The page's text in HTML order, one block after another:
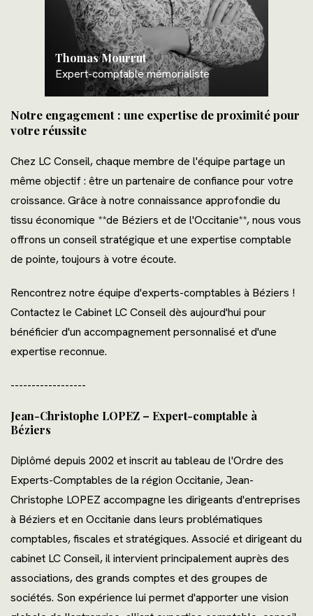
Thomas Mourrut
Expert-comptable mémorialiste
Notre engagement : une expertise de proximité pour
votre réussite
Chez LC Conseil, chaque membre de l'équipe partage un
même objectif : être un partenaire de confiance pour votre
croissance. Grâce à notre connaissance approfondie du
tissu économique **de Béziers et de l'Occitanie**, nous vous
offrons un conseil stratégique et une expertise comptable
de pointe, toujours à votre écoute.
Rencontrez notre équipe d'experts-comptables à Béziers !
Contactez le Cabinet LC Conseil dès aujourd'hui pour
bénéficier d'un accompagnement personnalisé et d'une
expertise reconnue.
------------------
Jean-Christophe LOPEZ – Expert-comptable à
Béziers
Diplômé depuis 2002 et inscrit au tableau de l'Ordre des
Experts-Comptables de la région Occitanie, Jean-
Christophe LOPEZ accompagne les dirigeants d'entreprises
à Béziers et en Occitanie dans leurs problématiques
comptables, fiscales et stratégiques. Associé et dirigeant du
cabinet LC Conseil, il intervient principalement auprès des
associations, des grands comptes et des groupes de
sociétés. Son expérience lui permet d'apporter une vision